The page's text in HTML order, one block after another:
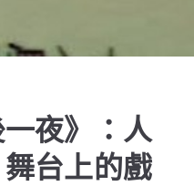
一夜》：人
台上的戲